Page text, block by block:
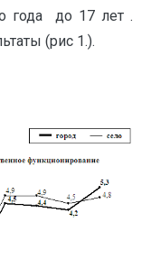
года до 17 лет .
(рис 1.).